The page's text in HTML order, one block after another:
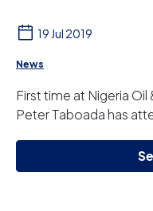
19 Jul 2019
News
First time at Nigeria
Peter Taboada has